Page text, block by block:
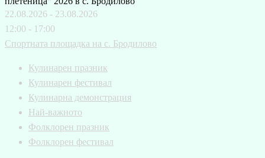
22.08.2026 - 23.08.2026
12:00 - 17:00
Спортната площадка на с. Бродилово
Кулинарен празник
Кулинарен фестивал
Кулинарна демонстрация
Най-важното
Фолклорен празник
Фолклорен фестивал